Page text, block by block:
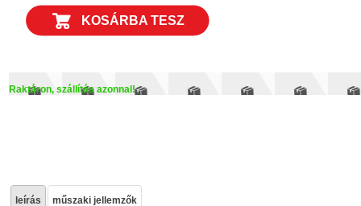
KOSÁRBA TESZ
Raktáron, szállítás azonnal!
leírás műszaki jellemzők